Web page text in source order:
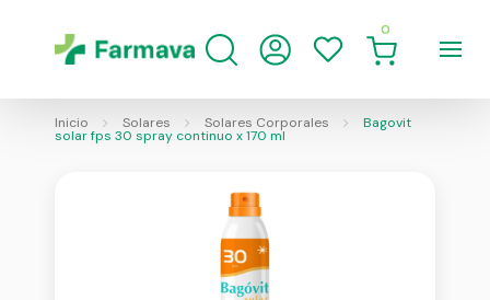
0
Inicio Solares Solares Corporales Bagovit
solar fps 30 spray continuo x 170 ml